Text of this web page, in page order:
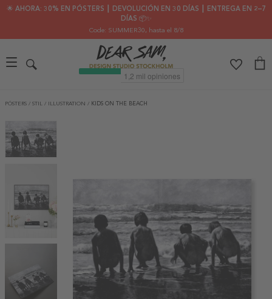
🌟 AHORA: 30% EN PÓSTERS ┃ DEVOLUCIÓN EN 30 DÍAS ┃ ENTREGA EN 2–7
DÍAS 📦✨
Code: SUMMER30, hasta el 8/8
PÓSTERS / STIL / ILLUSTRATION / KIDS ON THE BEACH